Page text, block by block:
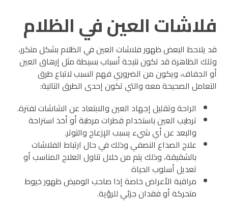
فلاشات العين في الظلام
قد يلاحظ البعض ظهور فلاشات العين في الظلام بشكل متكرر،
وتلك الظاهرة قد تكون نتيجة أسباب بسيطة مثل إرهاق العين
أو الجفاف، ويكون من الضروري فهم السبب لاتباع طرق
التعامل الصحيحة معه والتي تكون إحدى الطرق التالية:
الراحة وتقليل إجهاد العين والابتعاد عن الشاشات لفترة.
ترطيب العين باستخدام قطرات مرطبة أو أخذ استراحة
والبعد عن أي شيء يسبب الإزعاج والتوتر.
علاج الصداع النصفي وذلك في حال ارتباط الفلاشات
بالشقيقة، وذلك يتم من خلال تناول العلاج المناسب أو
تعديل أسلوب الحياة
مراقبة الأعراض خاصة إذا صاحب الوميض ظهور خيوط
متحركة أو فقدان جزئي للرؤية.